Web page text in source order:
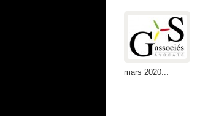
mars 2020...